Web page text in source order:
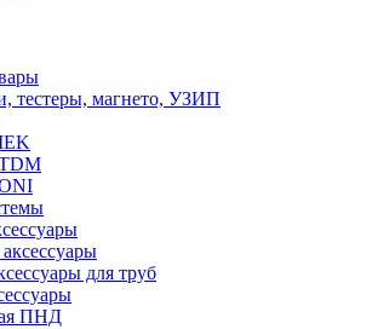
тестеры, магнето, УЗИП
для труб
ПНД